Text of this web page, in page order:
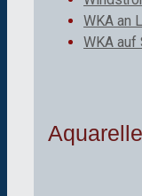
WKA an
WKA auf